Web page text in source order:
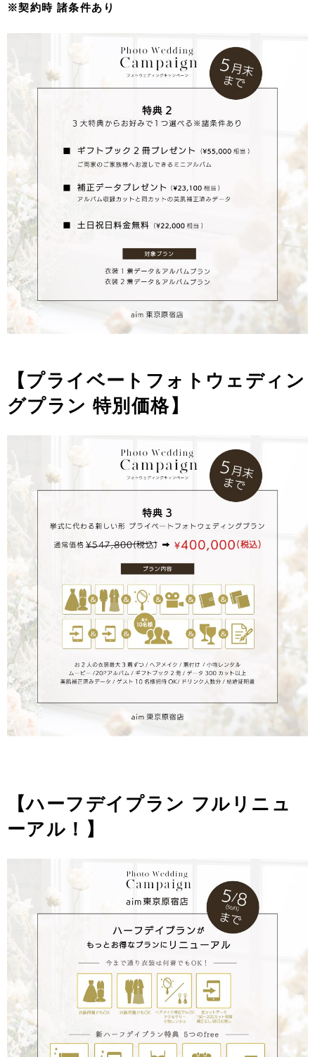
※契約時 諸条件あり
【プライベートフォトウェディン
グプラン 特別価格】
【ハーフデイプラン フルリニュ
ーアル！】